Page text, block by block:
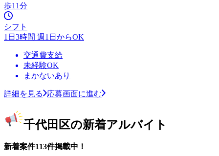
歩11分
シフト
1日3時間 週1日からOK
交通費支給
未経験OK
まかないあり
詳細を見る 応募画面に進む
千代田区の新着アルバイト
新着案件113件掲載中！